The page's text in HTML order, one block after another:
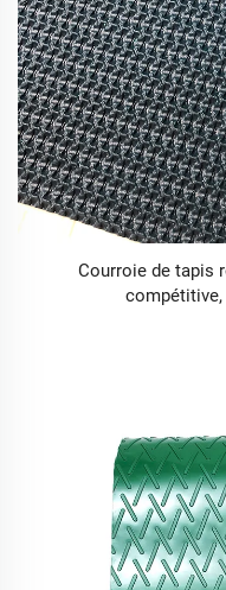
Courroie de tapis